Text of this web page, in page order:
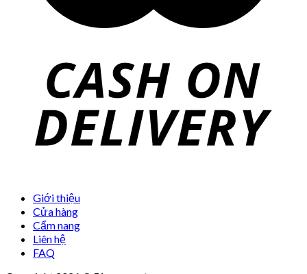
Giới thiệu
Cửa hàng
Cẩm nang
Liên hệ
FAQ